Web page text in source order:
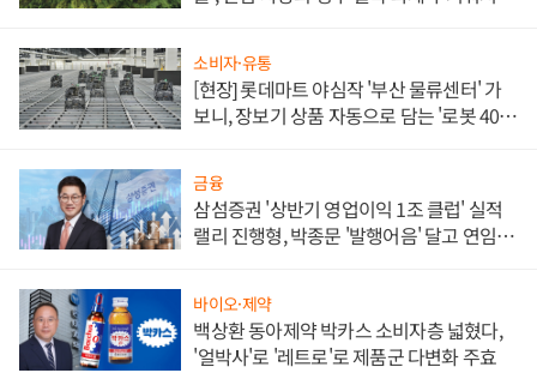
소비자·유통
[현장] 롯데마트 야심작 '부산 물류센터' 가
보니, 장보기 상품 자동으로 담는 '로봇 400
금융
삼섬증권 '상반기 영업이익 1조 클럽' 실적
랠리 진행형, 박종문 '발행어음' 달고 연임 향
바이오·제약
백상환 동아제약 박카스 소비자층 넓혔다,
'얼박사'로 '레트로'로 제품군 다변화 주효